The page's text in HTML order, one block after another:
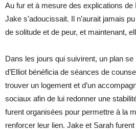
Au fur et à mesure des explications
Jake s’adoucissait. Il n’aurait jamais
de solitude et de peur, et maintenant,
Dans les jours qui suivirent, un plan
d’Elliot bénéficia de séances de
trouver un logement et d’un
sociaux afin de lui redonner une
furent organisées pour permettre à la
renforcer leur lien. Jake et Sarah